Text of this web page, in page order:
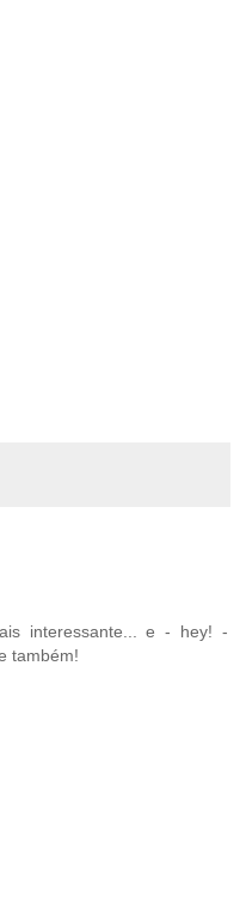
interessante... e - hey! -
também!